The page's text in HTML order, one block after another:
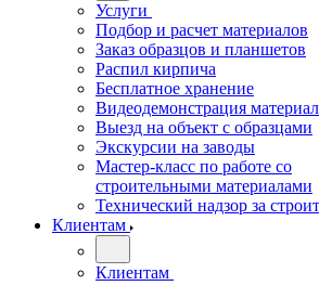
Услуги
Подбор и расчет материалов
Заказ образцов и планшетов
Распил кирпича
Бесплатное хранение
Видеодемонстрация
Выезд на объект с образцами
Экскурсии на заводы
Мастер-класс по работе со
строительными материалами
Технический надзор за
Клиентам
Клиентам